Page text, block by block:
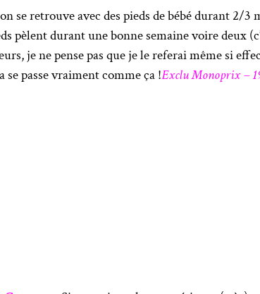
se retrouve avec des pieds de bébé durant 2/
pèlent durant une bonne semaine voire deux
je ne pense pas que je le referai même si
passe vraiment comme ça !Exclu Monoprix –